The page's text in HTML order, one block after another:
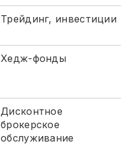
Трейдинг, инвестиции
Хедж-фонды
Дисконтное
брокерское
обслуживание